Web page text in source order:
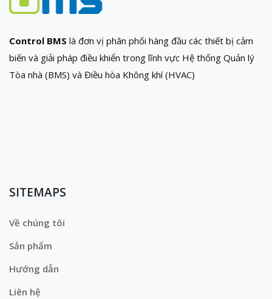
Control BMS là đơn vị phân phối hàng đầu các thiết bị cảm
biến và giải pháp điều khiển trong lĩnh vực Hệ thống Quản lý
Tòa nhà (BMS) và Điều hòa Không khí (HVAC)
SITEMAPS
Về chúng tôi
Sản phẩm
Hướng dẫn
Liên hệ